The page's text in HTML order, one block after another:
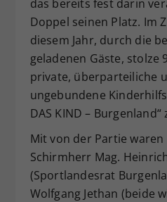
das bereits fest darin
Doppel seinen Platz. Im
diesem Jahr, durch die
geladenen Gäste, stolze
private, überparteiliche
ungebundene
DAS KIND –
Mit von der Partie
Schirmherr Mag.
(Sportlandesrat
Wolfgang Jethan (beide